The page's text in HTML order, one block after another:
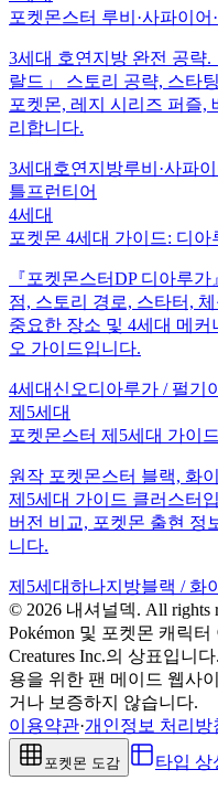
포켓몬스터 루비·사파이어
3세대 호연지방 완전 공략.
랄드」 스토리 공략, 스타
포켓몬, 레지 시리즈 퍼즐,
리합니다.
3세대 호연지방루비·사파
틀프런티어
4세대
포켓몬 4세대 가이드: 디
『포켓몬스터DP 디아루
점, 스토리 경로, 스타터,
중요한 장소 및 4세대 메
오 가이드입니다.
4세대 신오디아루가 / 펄기
제5세대
포켓몬스터 제5세대 가이
원작 포켓몬스터 블랙, 화
제5세대 가이드 클러스터
버전 비교, 포켓몬 출현 정
니다.
제5세대하나지방블랙 / 화
© 2026 내셔널덱. All rights
Pokémon 및 포켓몬 캐릭
Creatures Inc.의 상표입니
용을 위한 팬 메이드 웹사
거나 보증하지 않습니다.
이용약관·개인정보 처리방
포켓몬 도감 타입 상